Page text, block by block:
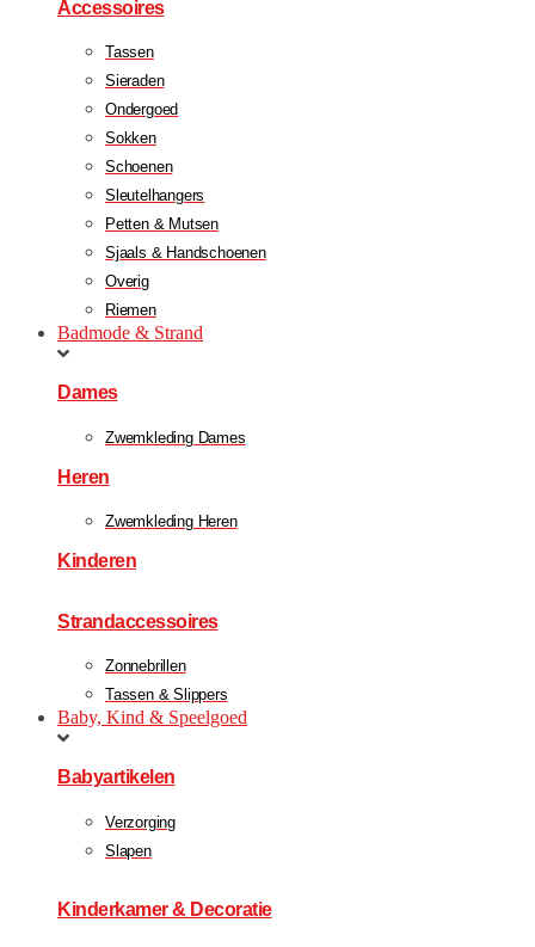
Accessoires
Tassen
Sieraden
Ondergoed
Sokken
Schoenen
Sleutelhangers
Petten & Mutsen
Sjaals & Handschoenen
Overig
Riemen
Badmode & Strand
Dames
Zwemkleding Dames
Heren
Zwemkleding Heren
Kinderen
Strandaccessoires
Zonnebrillen
Tassen & Slippers
Baby, Kind & Speelgoed
Babyartikelen
Verzorging
Slapen
Kinderkamer & Decoratie